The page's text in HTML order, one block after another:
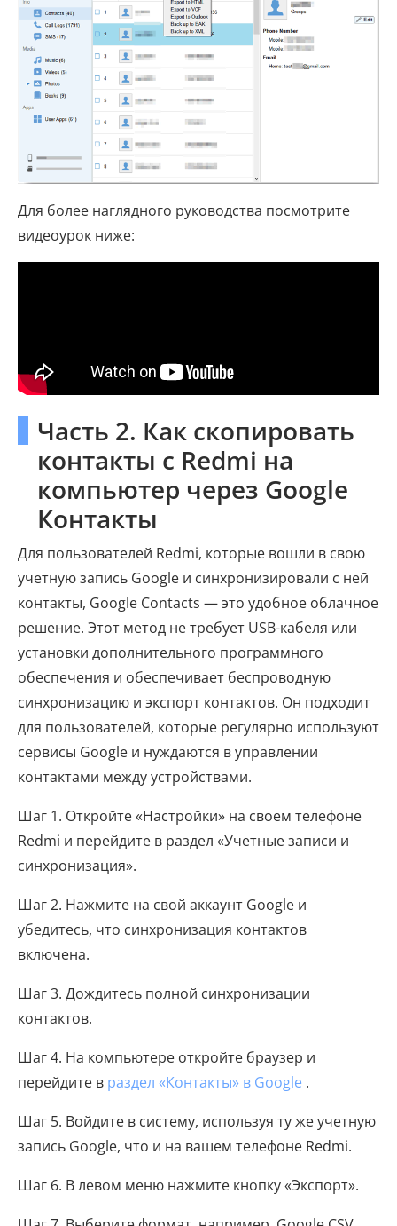
Для более наглядного руководства посмотрите
видеоурок ниже:
Часть 2. Как скопировать
контакты с Redmi на
компьютер через Google
Контакты
Для пользователей Redmi, которые вошли в свою
учетную запись Google и синхронизировали с ней
контакты, Google Contacts — это удобное облачное
решение. Этот метод не требует USB-кабеля или
установки дополнительного программного
обеспечения и обеспечивает беспроводную
синхронизацию и экспорт контактов. Он подходит
для пользователей, которые регулярно используют
сервисы Google и нуждаются в управлении
контактами между устройствами.
Шаг 1. Откройте «Настройки» на своем телефоне
Redmi и перейдите в раздел «Учетные записи и
синхронизация».
Шаг 2. Нажмите на свой аккаунт Google и
убедитесь, что синхронизация контактов
включена.
Шаг 3. Дождитесь полной синхронизации
контактов.
Шаг 4. На компьютере откройте браузер и
перейдите в раздел «Контакты» в Google .
Шаг 5. Войдите в систему, используя ту же учетную
запись Google, что и на вашем телефоне Redmi.
Шаг 6. В левом меню нажмите кнопку «Экспорт».